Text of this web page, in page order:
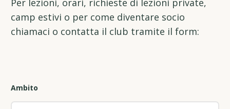
Per lezioni, orari, richieste di lezioni private,
camp estivi o per come diventare socio
chiamaci o contatta il club tramite il form:
Ambito